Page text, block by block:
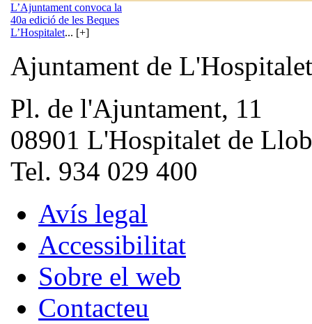
L’Ajuntament convoca la
40a edició de les Beques
L’Hospitalet... [+]
Ajuntament de L'Hospitalet
Pl. de l'Ajuntament, 11
08901 L'Hospitalet de
Tel. 934 029 400
Avís legal
Accessibilitat
Sobre el web
Contacteu